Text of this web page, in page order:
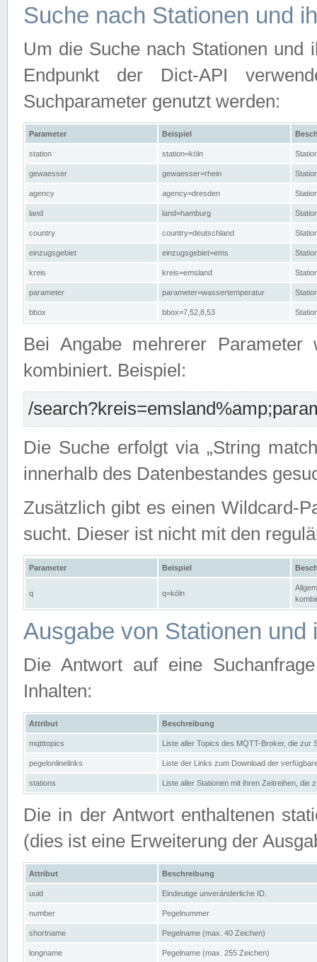
Suche nach Stationen und
Um die Suche nach Stationen und
Endpunkt der Dict-API
Suchparameter genutzt werden:
Parameter Beispiel
station station=köln
gewaesser gewaesser=rhein
agency agency=dresden
land land=hamburg
country country=deutschland
einzugsgebiet einzugsgebiet=ems
kreis kreis=emsland
parameter parameter=wassertemperatur
bbox bbox=7,52,8,53
Bei Angabe mehrerer Parameter
kombiniert. Beispiel:
/
Die Suche erfolgt via „String
innerhalb des Datenbestandes
Zusätzlich gibt es einen Wildcard-
sucht. Dieser ist nicht mit den
Parameter Beispiel
q q=köln
Ausgabe von Stationen und
Die Antwort auf eine
Inhalten:
Attribut Beschreibung
mqtttopics Liste aller Topics des MQTT-Broker, die zur
pegelonlinelinks Liste der Links zum Download der
stations Liste aller Stationen mit ihren Zeitreihen, die
Die in der Antwort enthaltenen
(dies ist eine Erweiterung der
Attribut Beschreibung
uuid Eindeutige unveränderliche ID.
number Pegelnummer
shortname Pegelname (max. 40 Zeichen)
longname Pegelname (max. 255 Zeichen)